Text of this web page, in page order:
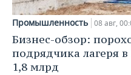
Промышленность 08 авг,
Бизнес-обзор:
подрядчика лагеря
1,8 млрд